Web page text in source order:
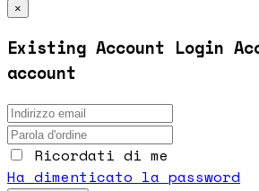
×
Existing Account Login
account
Ricordati di me
Ha dimenticato la password